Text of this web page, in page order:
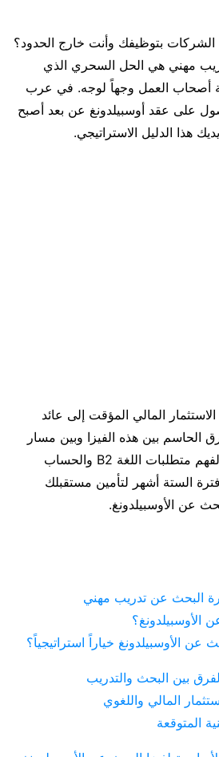
بتوظيفك وأنت خارج الحدود؟
مهني هي الحل السحري الذي
أصحاب العمل وجهاً لوجه. في عرب
على عقد أوسبيلدونغ عن بعد أصبح
هذا الدليل الاستراتيجي.
المالي المؤقت إلى عائد
الحاسم بين هذه الفيزا وبين مسار
التدريب المباشر. استعد لفهم متطلبات اللغة B2 والحساب
الستة أشهر لتأمين مستقبلك
عن الأوسبيلدونغ.
البحث عن تدريب مهني
الأوسبيلدونغ؟
عن الأوسبيلدونغ خياراً استراتيجياً؟
بين البحث والتدريب
المالي واللغوي
المتوقعة